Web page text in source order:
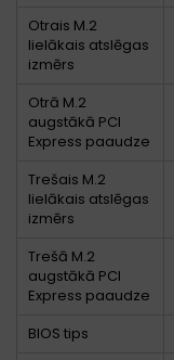
Otrais M.2
lielākais atslēgas
izmērs
Otrā M.2
augstākā PCI
Express paaudze
Trešais M.2
lielākais atslēgas
izmērs
Trešā M.2
augstākā PCI
Express paaudze
BIOS tips